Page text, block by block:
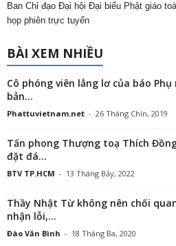
Ban Chỉ đạo Đại hội Đại biểu Phật giáo
họp phiên trực tuyến
BÀI XEM NHIỀU
Cô phóng viên lẳng lơ của báo
bản...
Phattuvietnam.net - 26 Tháng Chín, 2019
Tấn phong Thượng toạ Thích
đặt đá...
BTV TP.HCM - 13 Tháng Bảy, 2022
Thầy Nhật Từ không nên chối
nhận lỗi,...
Đào Văn Bình - 18 Tháng Ba, 2020